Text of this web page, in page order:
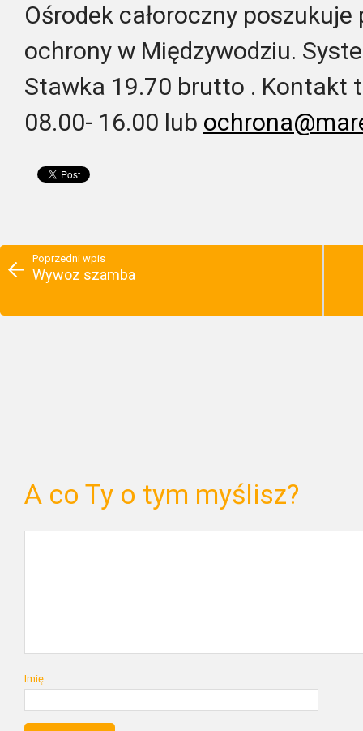
Ośrodek całoroczny poszukuje
ochrony w Międzywodziu.
Stawka 19.70 brutto . Kontakt
08.00- 16.00 lub
Poprzedni wpis
Wywoz szamba
A co Ty o tym myślisz?
Imię